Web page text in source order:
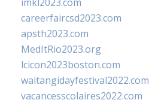
careerfaircsd2023.com
apsth2023.com
MedItRio2023.org
lcicon2023boston.com
waitangidayfestival2022.com
vacancesscolaires2022.com